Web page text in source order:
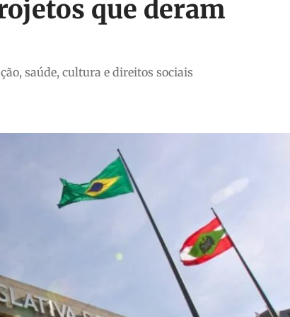
que deram
saúde, cultura e direitos sociais